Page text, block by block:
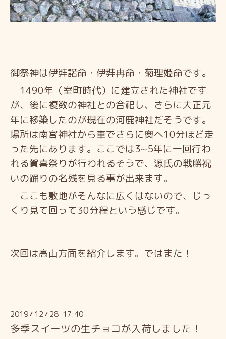
御祭神は伊弉諾命・ 伊弉冉命・菊理姫命です。
1490年（室町時代）に建立された神社です
が、後に複数の神社との合祀し、さらに大正元
年に移築したのが現在の河鹿神社だそうです。
場所は南宮神社から車でさらに奥へ10分ほど走
った先にあります。ここでは3~5年に一回行わ
れる賀喜祭りが行われるそうで、源氏の戦勝祝
いの踊りの名残を見る事が出来ます。
ここも敷地がそんなに広くはないので、じっ
くり見て回って30分程という感じです。
次回は高山方面を紹介します。ではまた！
2019/ 12 / 28 17:40
多季スイーツの生チョコが入荷しました！